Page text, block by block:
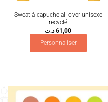
Sweat à capuche all over unisexe
recyclé
61,00 د.ت
Personnaliser